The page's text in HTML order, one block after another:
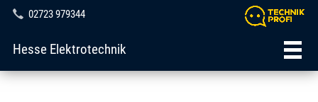
02723 979344
Hesse Elektrotechnik